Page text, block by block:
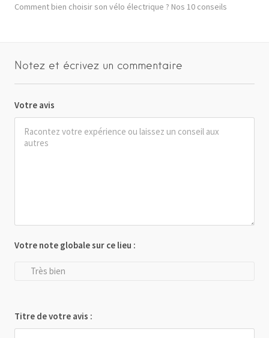
Comment bien choisir son vélo électrique ? Nos 10 conseils
Notez et écrivez un commentaire
Votre avis
Votre note globale sur ce lieu :
Très bien
Titre de votre avis :